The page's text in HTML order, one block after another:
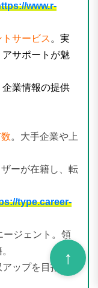
www.r-
サービス 。実
サポートが魅
業情報の提供
。大手企業や上
ーが在籍し、転
type.career-
ージェント。領
アップを目指す